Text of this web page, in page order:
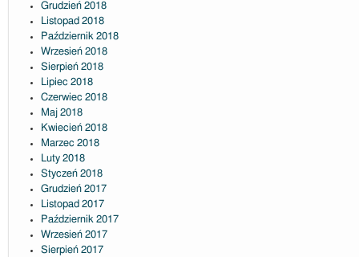
Grudzień 2018
Listopad 2018
Październik 2018
Wrzesień 2018
Sierpień 2018
Lipiec 2018
Czerwiec 2018
Maj 2018
Kwiecień 2018
Marzec 2018
Luty 2018
Styczeń 2018
Grudzień 2017
Listopad 2017
Październik 2017
Wrzesień 2017
Sierpień 2017